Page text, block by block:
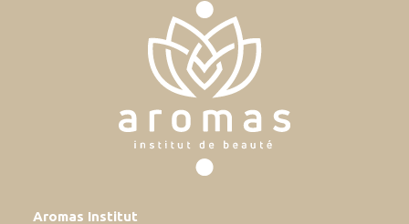
Aromas Institut